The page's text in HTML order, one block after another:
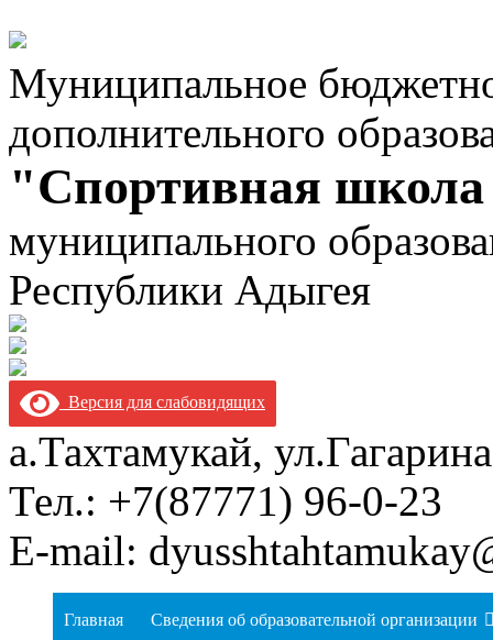
Муниципальное
дополнительного
"Спортивная
муниципального
Республики Адыгея
Версия для слабовидящих
а.Тахтамукай,
Тел.: +7(87771) 96-0-23
E-mail:
Главная Сведения об образовательной организации